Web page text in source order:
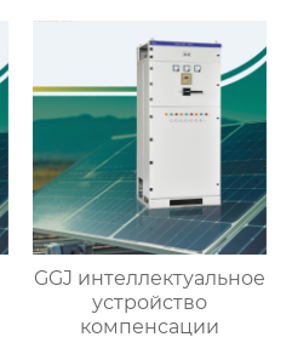
GGJ интеллектуальное
устройство
компенсации